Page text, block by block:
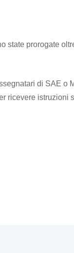
state prorogate
di SAE
ricevere istruzioni